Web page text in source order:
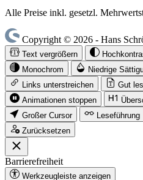
Alle Preise inkl. gesetzl.
Copyright © 2026 - Hans
Text vergrößern
Monochrom
Niedrige
Links unterstreichen
Gut
Animationen stoppen
Großer Cursor
Leseführung
Zurücksetzen
Barrierefreiheit
Werkzeugleiste anzeigen